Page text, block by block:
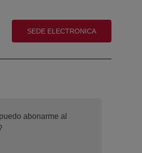
(abre en nueva ventana)
SEDE ELECTRONICA
abonarme al